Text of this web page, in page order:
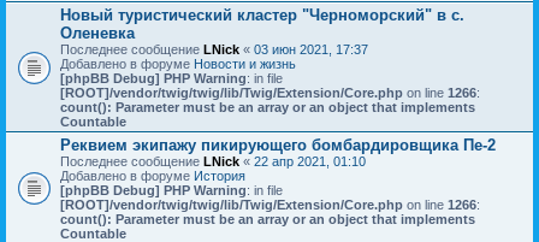
Новый туристический кластер "Черноморский" в с.
Оленевка
Последнее сообщение LNick « 03 июн 2021, 17:37
Добавлено в форуме Новости и жизнь
[phpBB Debug] PHP Warning: in file
[ROOT]/vendor/twig/twig/lib/Twig/Extension/Core.php on line 1266:
count(): Parameter must be an array or an object that implements
Countable
Реквием экипажу пикирующего бомбардировщика Пе-2
Последнее сообщение LNick « 22 апр 2021, 01:10
Добавлено в форуме История
[phpBB Debug] PHP Warning: in file
[ROOT]/vendor/twig/twig/lib/Twig/Extension/Core.php on line 1266:
count(): Parameter must be an array or an object that implements
Countable